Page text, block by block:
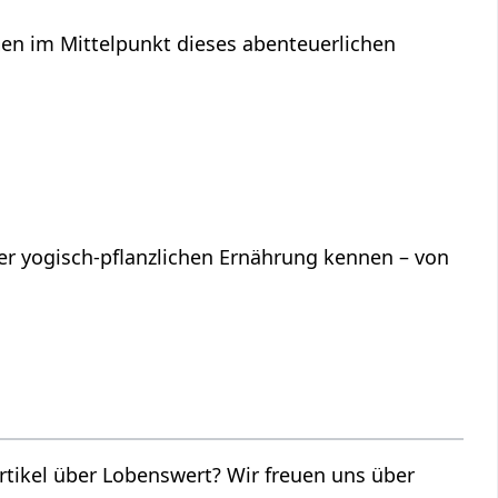
im Mittelpunkt dieses abenteuerlichen
yogisch-pflanzlichen Ernährung kennen – von
Wir freuen uns über